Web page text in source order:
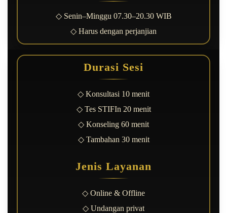
◇ Senin–Minggu 07.30–20.30 WIB
◇ Harus dengan perjanjian
Durasi Sesi
◇ Konsultasi 10 menit
◇ Tes STIFIn 20 menit
◇ Konseling 60 menit
◇ Tambahan 30 menit
Jenis Layanan
◇ Online & Offline
◇ Undangan privat